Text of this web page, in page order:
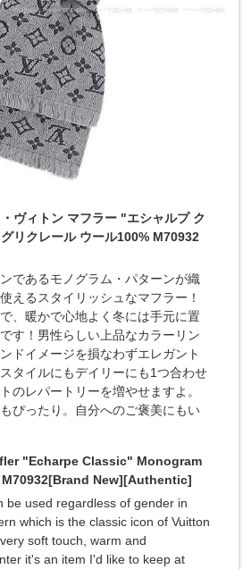
ヴィトン マフラー "エシャルプ ク
リクレール ウール100% M70932
であるモノグラム・パターンが織
えるスタイリッシュなマフラー！
、暖かで心地よく冬には手元に置
す！男性らしい上品なカラーリン
ドイメージを損なわずエレガント
タイルにもデイリーにも1つ合わせ
のレパートリーを増やせますよ。
ぴったり。自分へのご褒美にもい
"Echarpe Classic" Monogram
New][Authentic]
be used regardless of gender in
which is the classic icon of Vuitton
soft touch, warm and
it's an item I'd like to keep at